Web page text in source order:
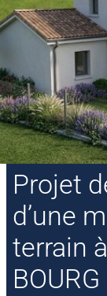
Projet
d’une
terrain